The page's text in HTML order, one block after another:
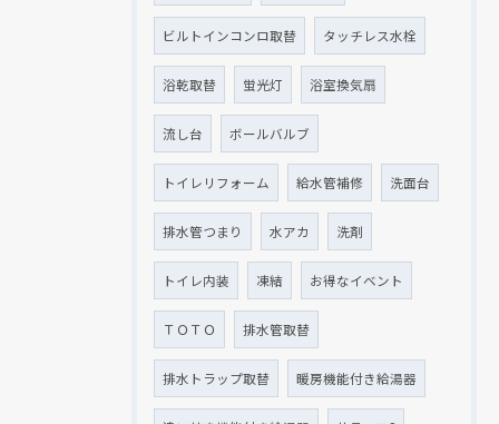
ビルトインコンロ取替 タッチレス水栓
浴乾取替 蛍光灯 浴室換気扇
流し台 ボールバルブ
トイレリフォーム 給水管補修 洗面台
排水管つまり 水アカ 洗剤
トイレ内装 凍結 お得なイベント
ＴＯＴＯ 排水管取替
排水トラップ取替 暖房機能付き給湯器